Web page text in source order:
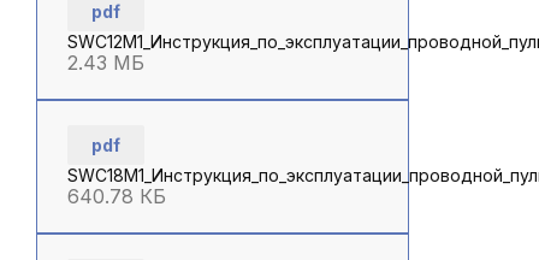
pdf
2.43 МБ
pdf
640.78 КБ